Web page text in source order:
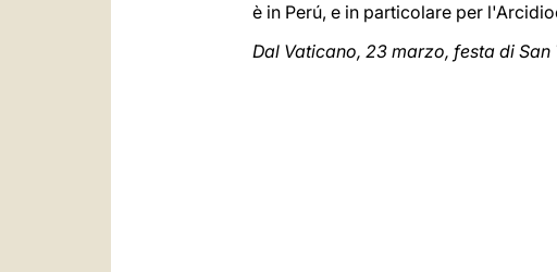
è in Perú, e in particolare per
Dal Vaticano, 23 marzo, festa di